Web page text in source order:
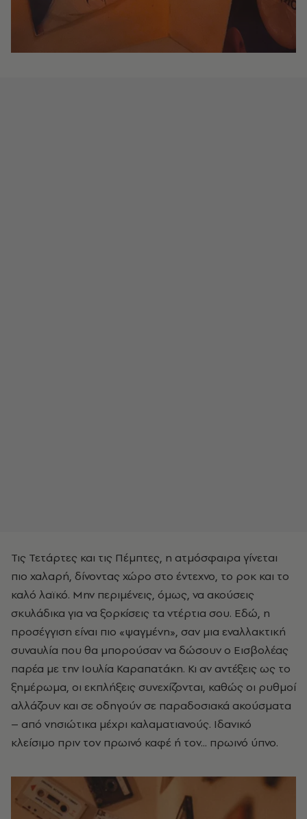
Τις Τετάρτες και τις Πέμπτες, η ατμόσφαιρα γίνεται
πιο χαλαρή, δίνοντας χώρο στο έντεχνο, το ροκ και το
καλό λαϊκό. Μην περιμένεις, όμως, να ακούσεις
σκυλάδικα για να ξορκίσεις τα ντέρτια σου. Εδώ, η
προσέγγιση είναι πιο «ψαγμένη», σαν μια εναλλακτική
συναυλία που θα μπορούσαν να δώσουν ο Εισβολέας
παρέα με την Ιουλία Καραπατάκη. Κι αν αντέξεις ως το
ξημέρωμα, οι εκπλήξεις συνεχίζονται, καθώς οι ρυθμοί
αλλάζουν και σε οδηγούν σε παραδοσιακά ακούσματα
– από νησιώτικα μέχρι καλαματιανούς. Ιδανικό
κλείσιμο πριν τον πρωινό καφέ ή τον... πρωινό ύπνο.